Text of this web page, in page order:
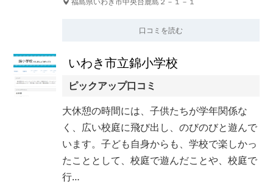
口コミを読む
いわき市立錦小学校
ピックアップ口コミ
大休憩の時間には、子供たちが学年関係な
く、広い校庭に飛び出し、のびのびと遊んで
います。子ども自身からも、学校で楽しかっ
たこととして、校庭で遊んだことや、校庭で
行…